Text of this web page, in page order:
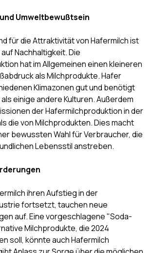
Umweltbewußtsein
für die Attraktivität von Hafermilch ist
Nachhaltigkeit. Die
hat im Allgemeinen einen kleineren
als Milchprodukte. Hafer
Klimazonen gut und benötigt
einige andere Kulturen. Außerdem
der Hafermilchproduktion in der
die von Milchprodukten. Dies macht
bewussten Wahl für Verbraucher, die
Lebensstil anstreben.
ihren Aufstieg in der
fortsetzt, tauchen neue
auf. Eine vorgeschlagene "Soda-
Milchprodukte, die 2024
soll, könnte auch Hafermilch